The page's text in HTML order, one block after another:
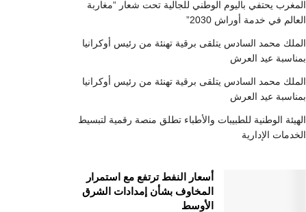
المغرب يحتفي باليوم الوطني للجالية تحت شعار “مغاربة
العالم في خدمة أوراش 2030”
الملك محمد السادس يتلقى برقية تهنئة من رئيس أوكرانيا
بمناسبة عيد العرش
الملك محمد السادس يتلقى برقية تهنئة من رئيس أوكرانيا
بمناسبة عيد العرش
الهيئة الوطنية للطبيبات والأطباء تطلق منصة رقمية لتبسيط
الخدمات الإدارية
أسعار النفط ترتفع مع استمرار
المخاوف بشأن إمدادات الشرق
الأوسط